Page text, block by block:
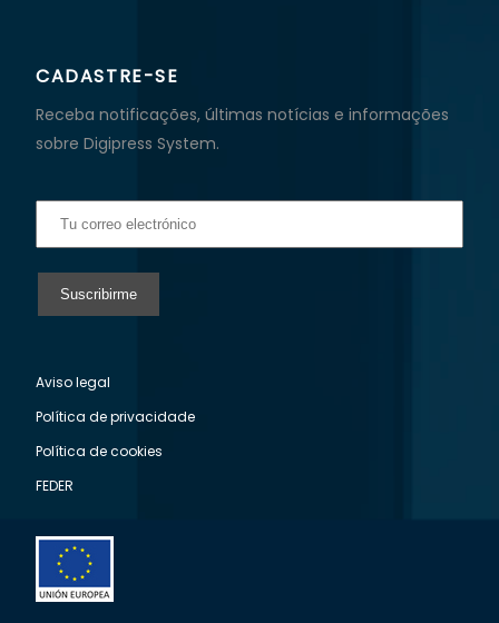
CADASTRE-SE
Receba notificações, últimas notícias e informações
sobre Digipress System.
Aviso legal
Política de privacidade
Política de cookies
FEDER